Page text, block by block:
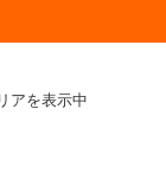
アを表示中